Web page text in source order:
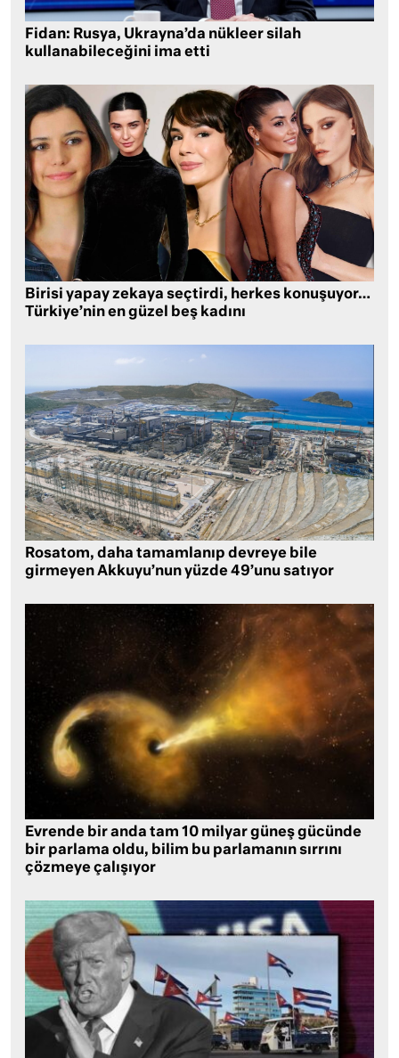
Fidan: Rusya, Ukrayna’da nükleer silah
kullanabileceğini ima etti
Birisi yapay zekaya seçtirdi, herkes konuşuyor…
Türkiye’nin en güzel beş kadını
Rosatom, daha tamamlanıp devreye bile
girmeyen Akkuyu’nun yüzde 49’unu satıyor
Evrende bir anda tam 10 milyar güneş gücünde
bir parlama oldu, bilim bu parlamanın sırrını
çözmeye çalışıyor